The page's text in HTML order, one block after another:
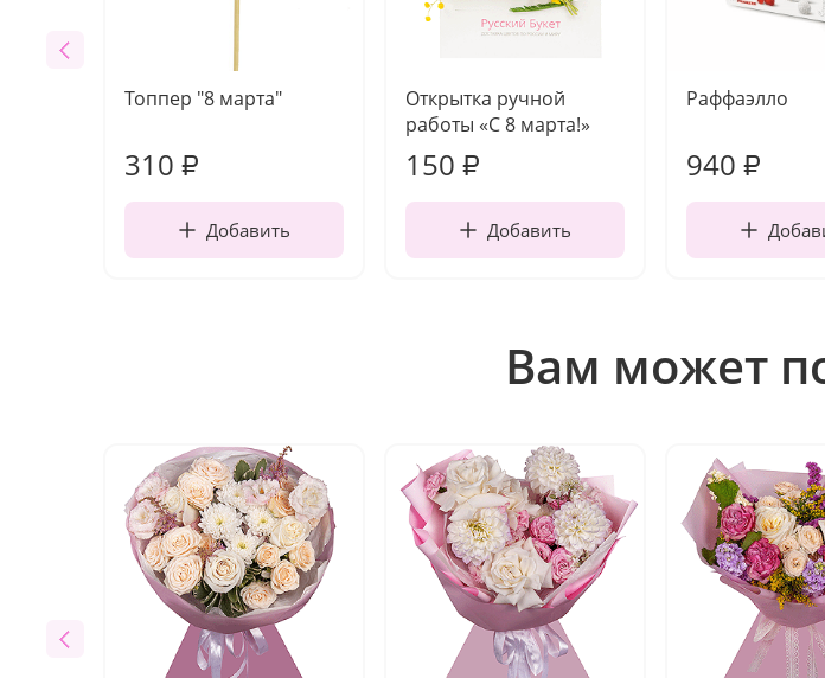
Топпер "8 марта"
310 ₽
Добавить
Открытка ручной
работы «С 8 марта!»
150 ₽
Добавить
Раффаэлло
940 ₽
Вам может